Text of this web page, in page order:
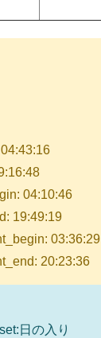
04:10:46
19:49:19
03:36:29
20:23:36
日の入り